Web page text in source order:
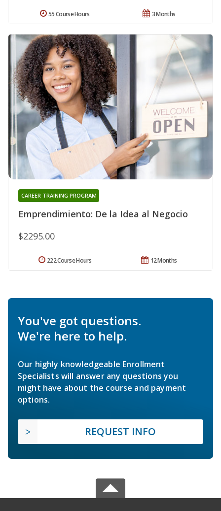
3 Months
55 Course Hours
Emprendimiento: De la Idea al Negocio
CAREER TRAINING PROGRAM
$2295.00
12 Months
222 Course Hours
You've got questions.
We're here to help.
Our highly knowledgeable Enrollment
Specialists will answer any questions you
might have about the course and payment
options.
REQUEST INFO